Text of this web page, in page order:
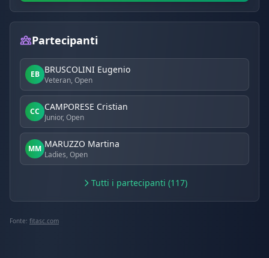
Partecipanti
EB BRUSCOLINI Eugenio
Veteran, Open
CC CAMPORESE Cristian
Junior, Open
MM MARUZZO Martina
Ladies, Open
Tutti i partecipanti (117)
Fonte: fitasc.com